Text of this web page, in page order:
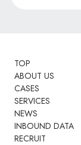
TOP
ABOUT US
CASES
SERVICES
NEWS
INBOUND DATA
RECRUIT